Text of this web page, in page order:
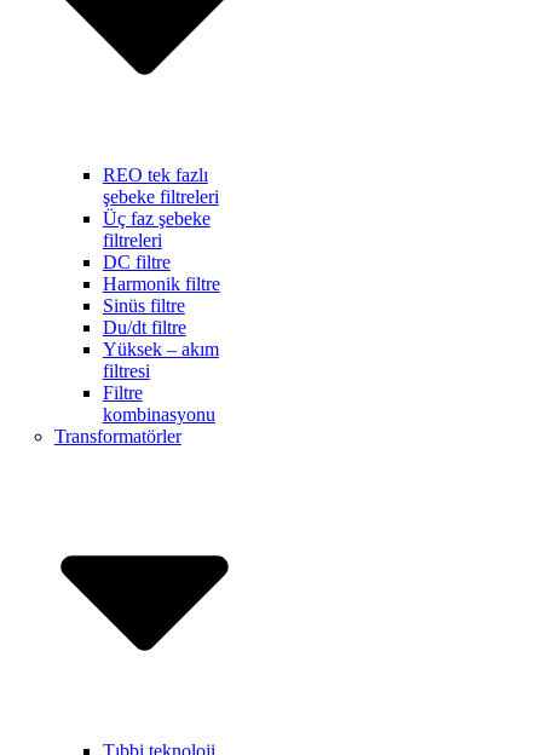
REO tek fazlı
şebeke filtreleri
Üç faz şebeke
filtreleri
DC filtre
Harmonik filtre
Sinüs filtre
Du/dt filtre
Yüksek – akım
filtresi
Filtre
kombinasyonu
Transformatörler